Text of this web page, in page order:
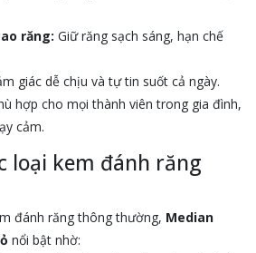
răng: Giữ răng sạch sáng, hạn chế
giác dễ chịu và tự tin suốt cả ngày.
hợp cho mọi thành viên trong gia đình,
cảm.
loại kem đánh răng
đánh răng thông thường, Median
nổi bật nhờ: